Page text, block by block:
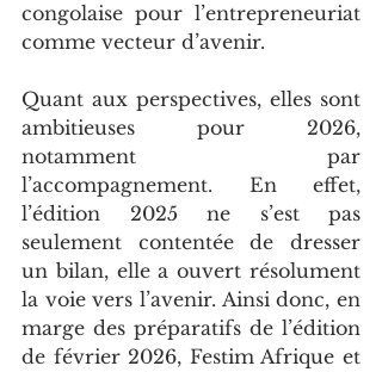
congolaise pour l’entrepreneuriat
comme vecteur d’avenir.
Quant aux perspectives, elles sont
ambitieuses pour 2026,
notamment par
l’accompagnement. En effet,
l’édition 2025 ne s’est pas
seulement contentée de dresser
un bilan, elle a ouvert résolument
la voie vers l’avenir. Ainsi donc, en
marge des préparatifs de l’édition
de février 2026, Festim Afrique et